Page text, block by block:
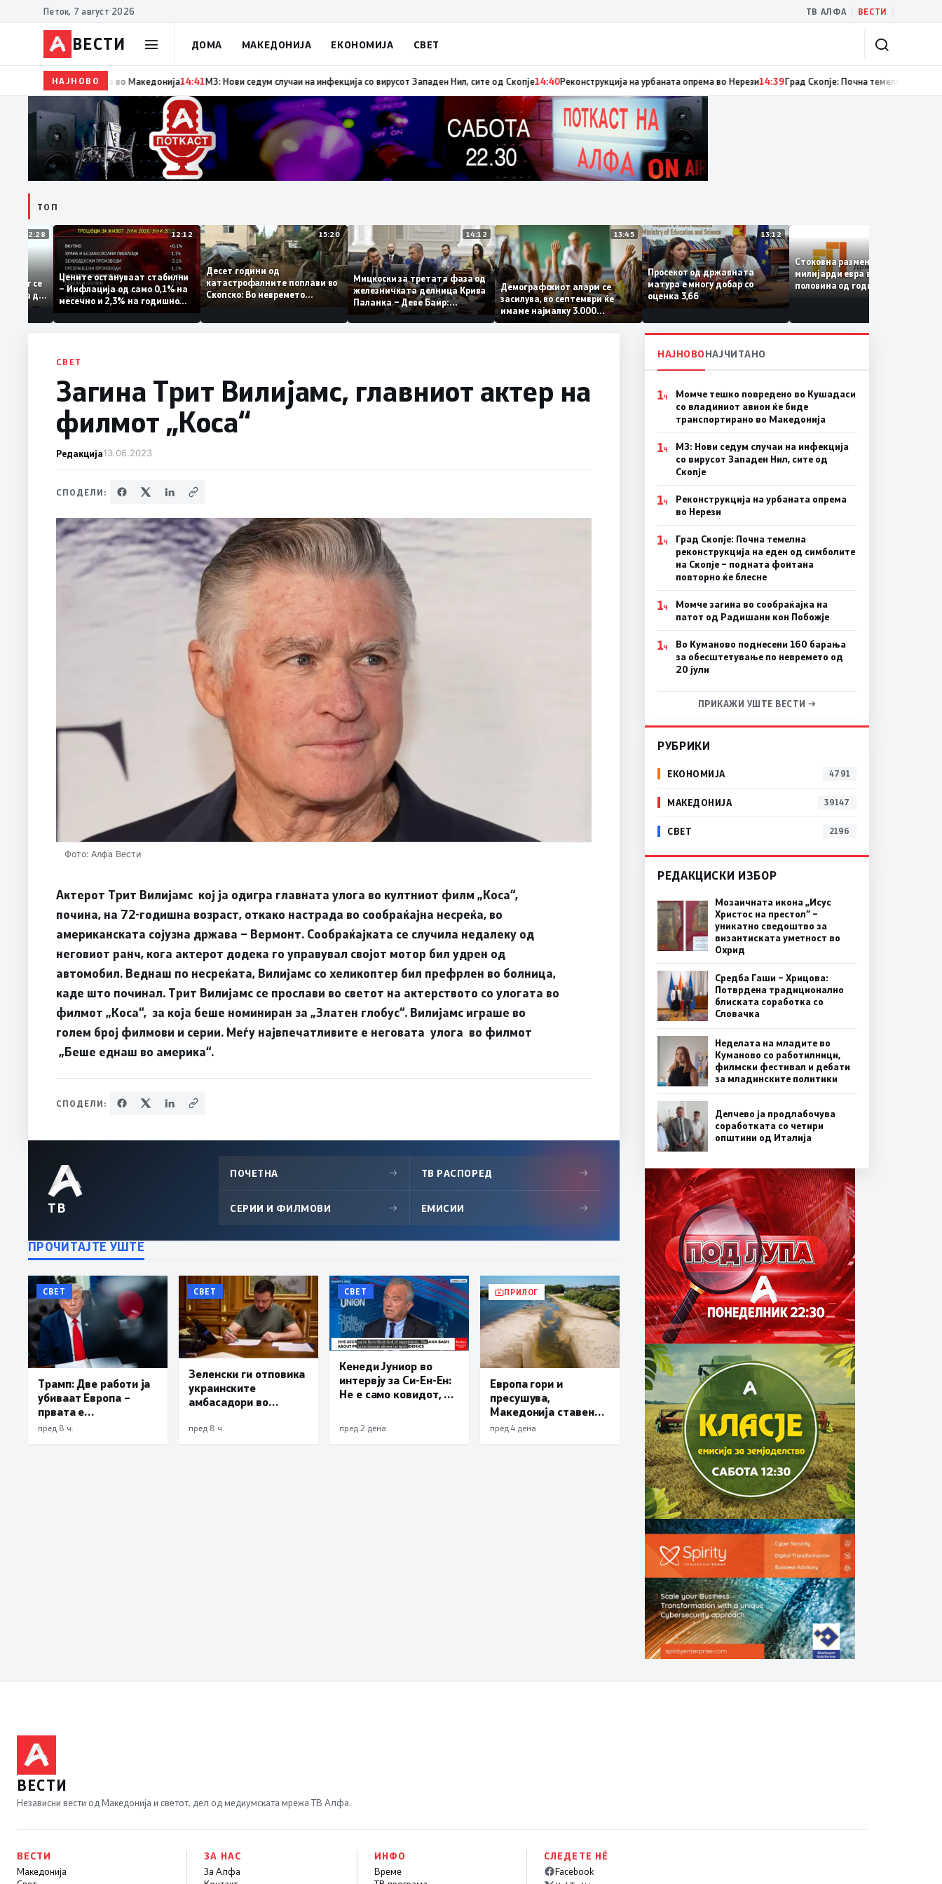
Петок, 7 август 2026 ТВ АЛФА ВЕСТИ
ВЕСТИ ДОМА МАКЕДОНИЈА ЕКОНОМИЈА СВЕТ
НАЈНОВО 14:42Момче тешко повредено во Кушадаси со владиниот авион ќе биде транспортирано во Македонија14:41МЗ: Нови седум случаи на инфекција со вирусот Западен Нил, сите од Скопје
ТОП
12:28
–
се
нема да
12:12
Цените остануваат стабилни
– Инфлација од само 0,1% на
месечно и 2,3% на годишно
ниво
15:20
Десет години од
катастрофалните поплави во
Скопско: Во невремето
14:12
Мицкоски за третата фаза од
железничката делница Крива
Паланка – Деве Баир:
Проектот нема да заврши на
половина тунел во слепа
13:45
Демографскиот аларм се
засилува, во септември ќе
имаме најмалку 3.000
првачиња помалку
13:12
Просекот од државната
матура е многу добар со
оценка 3,66
Стоковна размена од 10,5
милијарди евра во првата
половина од годината –
СВЕТ
Загина Трит Вилијамс, главниот актер на
филмот „Коса“
Редакција13.06.2023
СПОДЕЛИ:
Фото: Алфа Вести
Актерот Трит Вилијамс кој ја одигра главната улога во култниот филм „Коса“,
почина, на 72-годишна возраст, откако настрада во сообраќајна несреќа, во
американската сојузна држава – Вермонт. Сообраќајката се случила недалеку од
неговиот ранч, кога актерот додека го управувал својот мотор бил удрен од
автомобил. Веднаш по несреќата, Вилијамс со хеликоптер бил префрлен во болница,
каде што починал. Трит Вилијамс се прослави во светот на актерството со улогата во
филмот „Коса“, за која беше номиниран за „Златен глобус“. Вилијамс играше во
голем број филмови и серии. Меѓу највпечатливите е неговата улога во филмот
„Беше еднаш во америка“.
СПОДЕЛИ:
ТВ
ПОЧЕТНА → ТВ РАСПОРЕД →
СЕРИИ И ФИЛМОВИ → ЕМИСИИ →
ПРОЧИТАЈТЕ УШТЕ
СВЕТ
Трамп: Две работи ја
убиваат Европа –
првата е
имиграцијата,
пред 8 ч.
СВЕТ
Зеленски ги отповика
украинските
амбасадори во
Црна Гора
пред 8 ч.
СВЕТ
Кенеди Јуниор во
интервју за Си-Ен-Ен:
Не е само ковидот, и
респираторниот
синцицијален вирус
пред 2 дена
ПРИЛОГ
Европа гори и
пресушува,
Македонија ставена
во обрач: Унгарија и
пред 4 дена
НАЈНОВОНАЈЧИТАНО
1Ч
Момче тешко повредено во Кушадаси
со владиниот авион ќе биде
транспортирано во Македонија
1Ч
МЗ: Нови седум случаи на инфекција
со вирусот Западен Нил, сите од
Скопје
1Ч
Реконструкција на урбаната опрема
во Нерези
1Ч
Град Скопје: Почна темелна
реконструкција на еден од симболите
на Скопје – подната фонтана
повторно ќе блесне
1Ч
Момче загина во сообраќајка на
патот од Радишани кон Побожје
1Ч
Во Куманово поднесени 160 барања
за обесштетување по невремето од
20 јули
ПРИКАЖИ УШТЕ ВЕСТИ →
РУБРИКИ
ЕКОНОМИЈА 4791
МАКЕДОНИЈА 39147
СВЕТ 2196
РЕДАКЦИСКИ ИЗБОР
Мозаичната икона „Исус
Христос на престол“ –
уникатно сведоштво за
византиската уметност во
Охрид
Средба Гаши – Хрицова:
Потврдена традиционално
блиската соработка со
Словачка
Неделата на младите во
Куманово со работилници,
филмски фестивал и дебати
за младинските политики
Делчево ја продлабочува
соработката со четири
општини од Италија
ВЕСТИ
Независни вести од Македонија и светот, дел од медиумската мрежа ТВ Алфа.
ВЕСТИ
Македонија
ЗА НАС
За Алфа
ИНФО
Време
СЛЕДЕТЕ НÉ
Facebook